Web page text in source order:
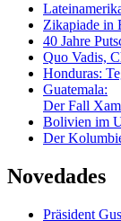
Zikapiade in
40 Jahre
Quo Vadis,
Honduras:
Guatemala:
Der Fall
Bolivien im
Der
Novedades
Präsident